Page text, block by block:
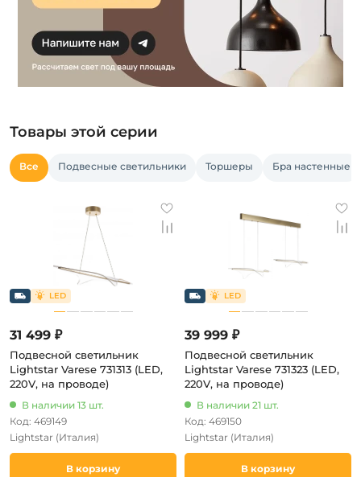
Товары этой серии
Все Подвесные светильники Торшеры Бра настенные
31 499 ₽
Подвесной светильник
Lightstar Varese 731313 (LED,
220V, на проводе)
В наличии 13 шт.
Код: 469149
Lightstar (Италия)
В корзину
39 999 ₽
Подвесной светильник
Lightstar Varese 731323 (LED,
220V, на проводе)
В наличии 21 шт.
Код: 469150
Lightstar (Италия)
В корзину